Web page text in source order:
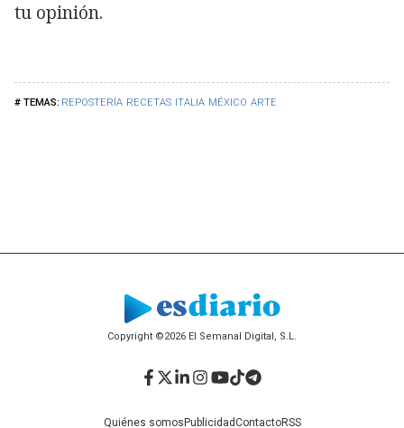
REPOSTERÍA RECETAS ITALIA MÉXICO ARTE
tu opinión.
Copyright ©2026 El Semanal Digital, S.L.
Quiénes somos PublicidadContactoRSS
Facebook
Twitter
LinkedIn
Instagram
YouTube
TikTok
Telegram